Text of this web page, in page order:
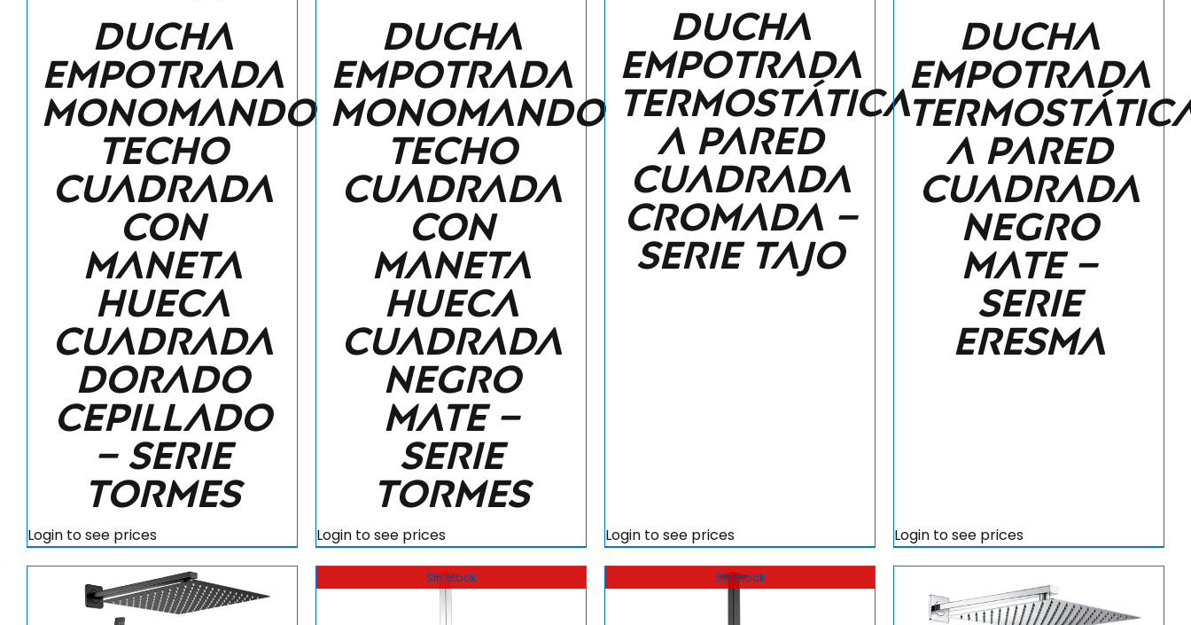
Ducha
empotrada
monomando
techo
cuadrada
con
maneta
hueca
cuadrada
dorado
cepillado
– Serie
Tormes
Login to see prices
Ducha
empotrada
monomando
techo
cuadrada
con
maneta
hueca
cuadrada
negro
mate –
Serie
Tormes
Login to see prices
Ducha
empotrada
termostática
a pared
cuadrada
cromada –
Serie tajo
Login to see prices
Ducha
empotrada
a pared
cuadrada
negro
mate –
Serie
Eresma
Login to see prices
Sin stock Sin stock